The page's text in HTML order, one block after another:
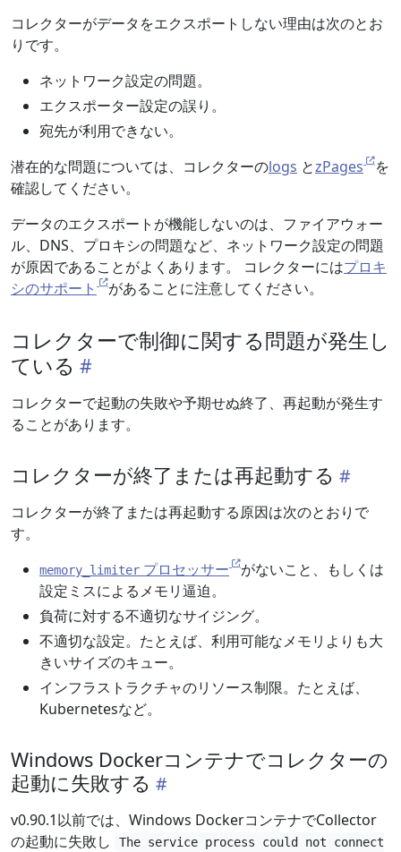
コレクターがデータをエクスポートしない理由は次のとお
りです。
ネットワーク設定の問題。
エクスポーター設定の誤り。
宛先が利用できない。
潜在的な問題については、コレクターのlogs とzPages
を
確認してください。
データのエクスポートが機能しないのは、ファイアウォー
ル、DNS、プロキシの問題など、ネットワーク設定の問題
が原因であることがよくあります。 コレクターにはプロキ
シのサポート
があることに注意してください。
コレクターで制御に関する問題が発生し
ている
コレクターで起動の失敗や予期せぬ終了、再起動が発生す
ることがあります。
コレクターが終了または再起動する
コレクターが終了または再起動する原因は次のとおりで
す。
memory_limiter プロセッサー
がないこと、もしくは
設定ミスによるメモリ逼迫。
負荷に対する不適切なサイジング。
不適切な設定。たとえば、利用可能なメモリよりも大
きいサイズのキュー。
インフラストラクチャのリソース制限。たとえば、
Kubernetesなど。
Windows Dockerコンテナでコレクターの
起動に失敗する
v0.90.1以前では、Windows DockerコンテナでCollector
の起動に失敗し
The service process could not connect